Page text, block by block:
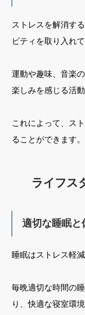
ストレスを解消す
ビティを取り入れ
運動や趣味、音楽
楽しみを感じる活
これによって、ス
ることができます。
ライフス
適切な睡眠と
睡眠はストレス軽
毎晩適切な時間の
り、快適な寝室環